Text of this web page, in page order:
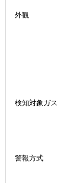
有害ガス検知器
外観
検知対象ガス
警報方式